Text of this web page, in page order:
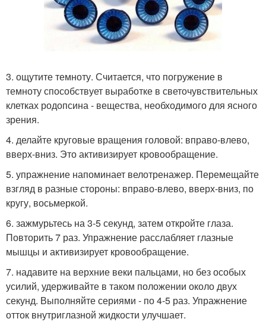
3. ощутите темноту. Считается, что погружение в
темноту способствует выработке в светочувствительных
клетках родопсина - вещества, необходимого для ясного
зрения.
4. делайте круговые вращения головой: вправо-влево,
вверх-вниз. Это активизирует кровообращение.
5. упражнение напоминает велотренажер. Перемещайте
взгляд в разные стороны: вправо-влево, вверх-вниз, по
кругу, восьмеркой.
6. зажмурьтесь на 3-5 секунд, затем откройте глаза.
Повторить 7 раз. Упражнение расслабляет глазные
мышцы и активизирует кровообращение.
7. надавите на верхние веки пальцами, но без особых
усилий, удерживайте в таком положении около двух
секунд. Выполняйте сериями - по 4-5 раз. Упражнение
отток внутриглазной жидкости улучшает.